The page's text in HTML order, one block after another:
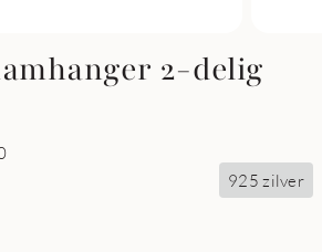
2-delig
925 zilver